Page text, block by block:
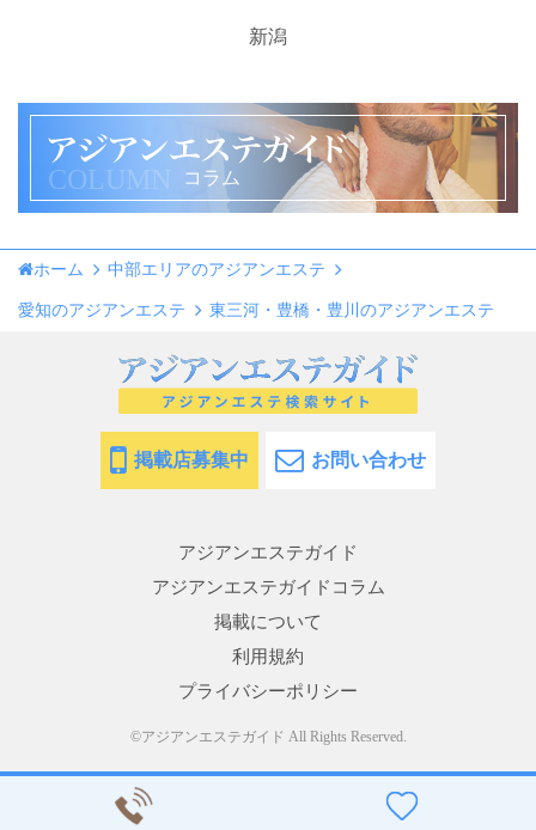
新潟
COLUMN コラム
ホーム 中部エリアのアジアンエステ
愛知のアジアンエステ 東三河・豊橋・豊川のアジアンエステ
掲載店募集中 お問い合わせ
アジアンエステガイド
アジアンエステガイドコラム
掲載について
利用規約
プライバシーポリシー
©︎アジアンエステガイド All Rights Reserved.